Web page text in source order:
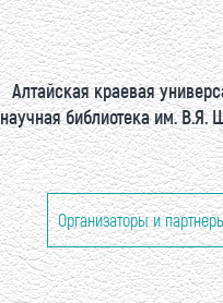
Алтайская краевая
научная библиотека им. В.Я.
Организаторы и